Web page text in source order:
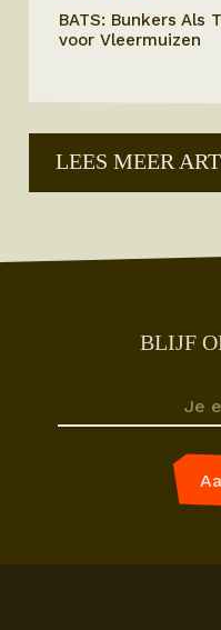
BATS: Bunkers Als
voor Vleermuizen
LEES MEER
BLIJF